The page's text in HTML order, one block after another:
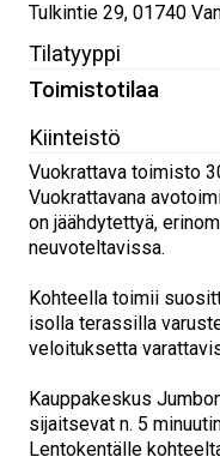
Tulkintie 29, 01740
Tilatyyppi
Toimistotilaa
Kiinteistö
Vuokrattava toimisto
Vuokrattavana
on jäähdytettyä,
neuvoteltavissa.
Kohteella toimii
isolla terassilla
veloituksetta
Kauppakeskus
sijaitsevat n. 5
Lentokentälle